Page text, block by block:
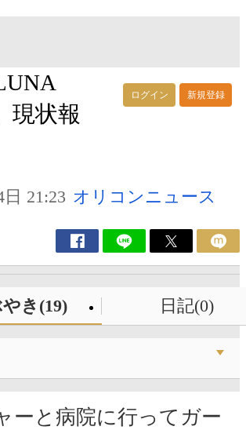
ログイン 新規登録
現状報
日 21:23 オリコンニュース
き(19) 日記(0)
ーと病院に行ってガー